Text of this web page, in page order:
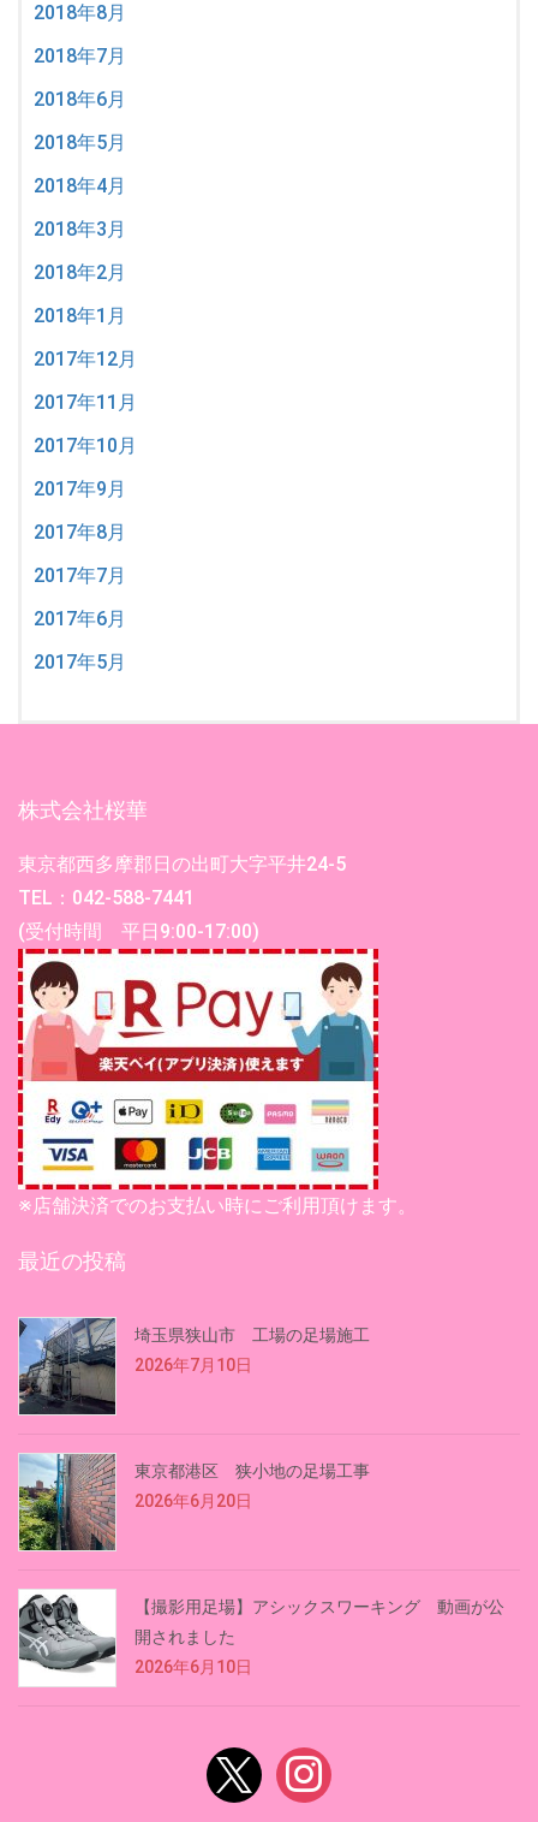
2018年8月
2018年7月
2018年6月
2018年5月
2018年4月
2018年3月
2018年2月
2018年1月
2017年12月
2017年11月
2017年10月
2017年9月
2017年8月
2017年7月
2017年6月
2017年5月
株式会社桜華
東京都西多摩郡日の出町大字平井24-5
TEL：042-588-7441
(受付時間 平日9:00-17:00)
※店舗決済でのお支払い時にご利用頂けます。
最近の投稿
埼玉県狭山市 工場の足場施工
2026年7月10日
東京都港区 狭小地の足場工事
2026年6月20日
【撮影用足場】アシックスワーキング 動画が公
開されました
2026年6月10日
x instagram